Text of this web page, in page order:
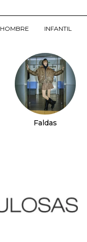
HOMBRE INFANTIL
Faldas